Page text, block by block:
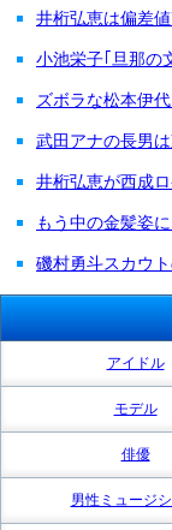
井桁弘恵は偏差
小池栄子｢旦那の
ズボラな松本伊
武田アナの長男
井桁弘恵が西成
もう中の金髪姿
磯村勇斗スカウ
アイドル
モデル
俳優
男性ミュージ